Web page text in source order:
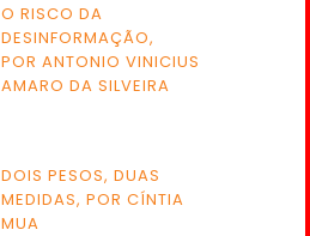
O RISCO DA
DESINFORMAÇÃO,
POR ANTONIO VINICIUS
AMARO DA SILVEIRA
DOIS PESOS, DUAS
MEDIDAS, POR CÍNTIA
MUA